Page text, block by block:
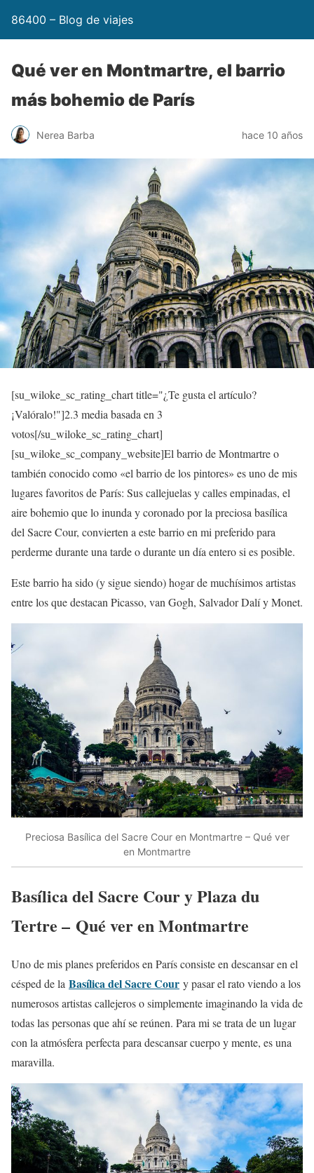
86400 – Blog de viajes
Qué ver en Montmartre, el barrio
más bohemio de París
Nerea Barba hace 10 años
[su_wiloke_sc_rating_chart title="¿Te gusta el artículo?
¡Valóralo!"]2.3 media basada en 3
votos[/su_wiloke_sc_rating_chart]
[su_wiloke_sc_company_website]El barrio de Montmartre o
también conocido como «el barrio de los pintores» es uno de mis
lugares favoritos de París: Sus callejuelas y calles empinadas, el
aire bohemio que lo inunda y coronado por la preciosa basílica
del Sacre Cour, convierten a este barrio en mi preferido para
perderme durante una tarde o durante un día entero si es posible.
Este barrio ha sido (y sigue siendo) hogar de muchísimos artistas
entre los que destacan Picasso, van Gogh, Salvador Dalí y Monet.
Preciosa Basílica del Sacre Cour en Montmartre – Qué ver
en Montmartre
Basílica del Sacre Cour y Plaza du
Tertre – Qué ver en Montmartre
Uno de mis planes preferidos en París consiste en descansar en el
césped de la Basílica del Sacre Cour y pasar el rato viendo a los
numerosos artistas callejeros o simplemente imaginando la vida de
todas las personas que ahí se reúnen. Para mi se trata de un lugar
con la atmósfera perfecta para descansar cuerpo y mente, es una
maravilla.